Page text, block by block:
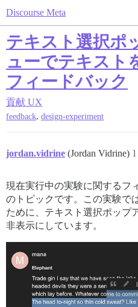
Discourse Meta
テキスト選択ポ
ューでテキスト
フィードバック
貢献 UX
feedback, design-experiment
jordan.vidrine (Jordan Vidrine) 1
現在実行中の実験に関するフ
のトピックです。この実験で
ために、テキスト選択ポップ
非表示にしています。